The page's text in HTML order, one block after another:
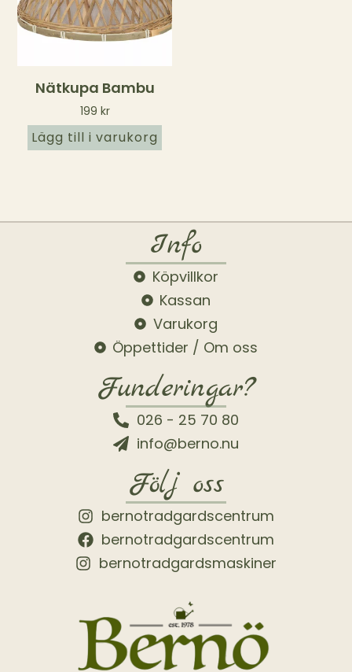
Nätkupa Bambu
199 kr
Lägg till i varukorg
Info
Köpvillkor
Kassan
Varukorg
Öppettider / Om oss
Funderingar?
026 - 25 70 80
info@berno.nu
Följ oss
bernotradgardscentrum
bernotradgardscentrum
bernotradgardsmaskiner